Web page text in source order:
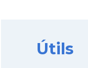
Útils